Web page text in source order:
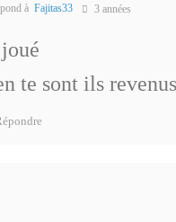
à Fajitas33 3 années
te sont ils